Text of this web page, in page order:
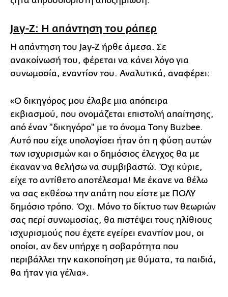
Jay-Z: Η απάντηση του ράπερ
Η απάντηση του Jay-Z ήρθε άμεσα. Σε
ανακοίνωσή του, φέρεται να κάνει λόγο για
συνωμοσία, εναντίον του. Αναλυτικά, αναφέρει:
«Ο δικηγόρος μου έλαβε μια απόπειρα
εκβιασμού, που ονομάζεται επιστολή απαίτησης,
από έναν "δικηγόρο" με το όνομα Tony Buzbee.
Αυτό που είχε υπολογίσει ήταν ότι η φύση αυτών
των ισχυρισμών και ο δημόσιος έλεγχος θα με
έκαναν να θελήσω να συμβιβαστώ. Όχι κύριε,
είχε το αντίθετο αποτέλεσμα! Με έκανε να θέλω
να σας εκθέσω την απάτη που είστε με ΠΟΛΥ
δημόσιο τρόπο. Όχι. Μόνο το δίκτυο των θεωριών
σας περί συνωμοσίας, θα πιστέψει τους ηλίθιους
ισχυρισμούς που έχετε εγείρει εναντίον μου, οι
οποίοι, αν δεν υπήρχε η σοβαρότητα που
περιβάλλει την κακοποίηση με θύματα, τα παιδιά,
θα ήταν για γέλια».